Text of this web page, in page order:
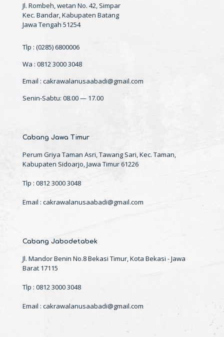
Jl. Rombeh, wetan No. 42, Simpar
Kec. Bandar, Kabupaten Batang
Jawa Tengah 51254
Tlp : (0285) 6800006
Wa : 0812 3000 3048
Email : cakrawalanusaabadi@gmail.com
Senin-Sabtu: 08.00 — 17.00
Cabang Jawa Timur
Perum Griya Taman Asri, Tawang Sari, Kec. Taman,
Kabupaten Sidoarjo, Jawa Timur 61226
Tlp : 0812 3000 3048
Email : cakrawalanusaabadi@gmail.com
Cabang Jabodetabek
Jl. Mandor Benin No.8 Bekasi Timur, Kota Bekasi - Jawa
Barat 17115
Tlp : 0812 3000 3048
Email : cakrawalanusaabadi@gmail.com